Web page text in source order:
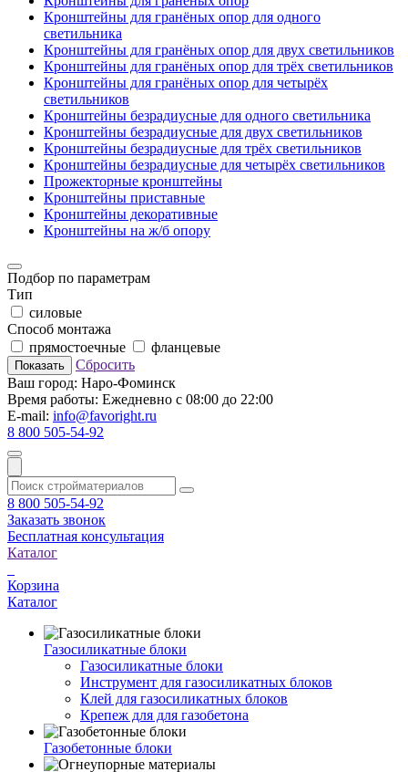
Кронштейны для гранёных опор для одного
светильника
Кронштейны для гранёных опор для двух светильников
Кронштейны для гранёных опор для трёх светильников
Кронштейны для гранёных опор для четырёх
светильников
Кронштейны безрадиусные для одного светильника
Кронштейны безрадиусные для двух светильников
Кронштейны безрадиусные для трёх светильников
Кронштейны безрадиусные для четырёх светильников
Прожекторные кронштейны
Кронштейны приставные
Кронштейны декоративные
Кронштейны на ж/б опору
Подбор по параметрам
Тип
силовые
Способ монтажа
прямостоечные
фланцевые
Показать
Сбросить
Ваш город: Наро-Фоминск
Время работы: Ежедневно с 08:00 до 22:00
E-mail: info@favoright.ru
8 800 505-54-92
8 800 505-54-92
Заказать звонок
Бесплатная консультация
Каталог
Корзина
Каталог
Газосиликатные блоки
Газосиликатные блоки
Инструмент для газосиликатных блоков
Клей для газосиликатных блоков
Крепеж для для газобетона
Газобетонные блоки